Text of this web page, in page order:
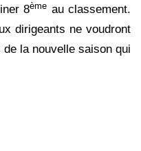
8ème au classement.
dirigeants ne voudront
la nouvelle saison qui